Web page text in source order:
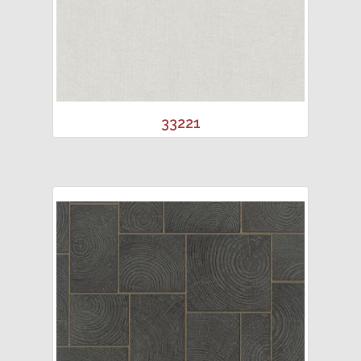
33221